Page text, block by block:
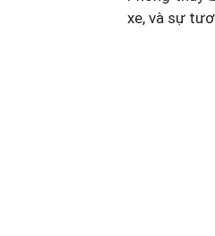
xe, và sự